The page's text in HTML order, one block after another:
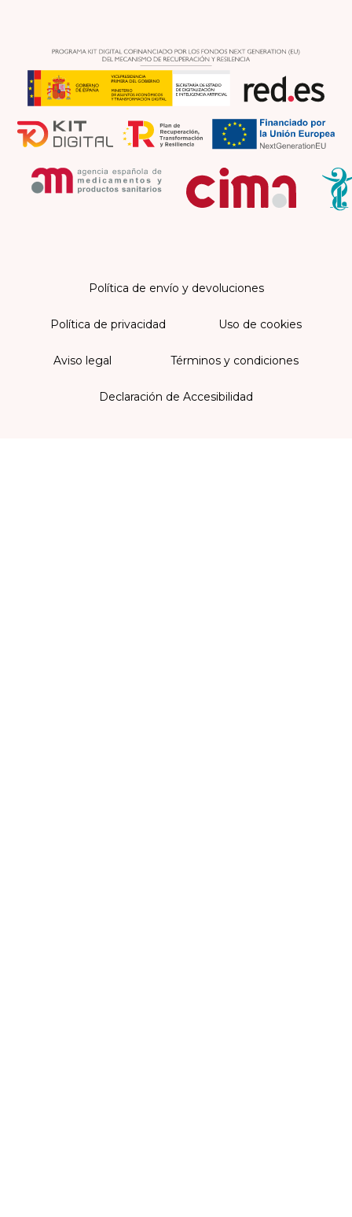
Política de envío y devoluciones
Política de privacidad Uso de cookies
Aviso legal Términos y condiciones
Declaración de Accesibilidad